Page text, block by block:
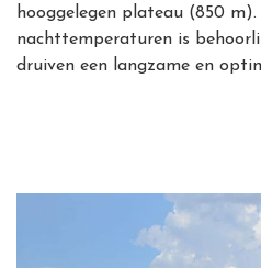
hooggelegen plateau (850
nachttemperaturen is
druiven een langzame en